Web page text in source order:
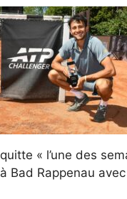
« l’une des
Bad Rappenau